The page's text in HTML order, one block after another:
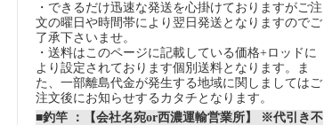
・できるだけ迅速な発送を心掛けておりますがご注
文の曜日や時間帯により翌日発送となりますのでご
了承下さいませ。
・送料はこのページに記載している価格+ロッドに
より設定されております個別送料となります。ま
た、一部離島代金が発生する地域に関しましてはご
注文後にお知らせするカタチとなります。
■釣竿 ：【会社名宛or西濃運輸営業所】 ※代引き不